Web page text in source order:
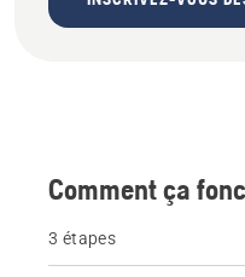
Comment ça
3 étapes